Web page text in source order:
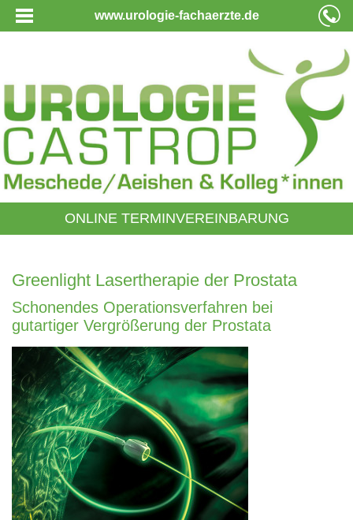
www.urologie-fachaerzte.de
ONLINE TERMINVEREINBARUNG
Greenlight Lasertherapie der Prostata
Schonendes Operationsverfahren bei
gutartiger Vergrößerung der Prostata